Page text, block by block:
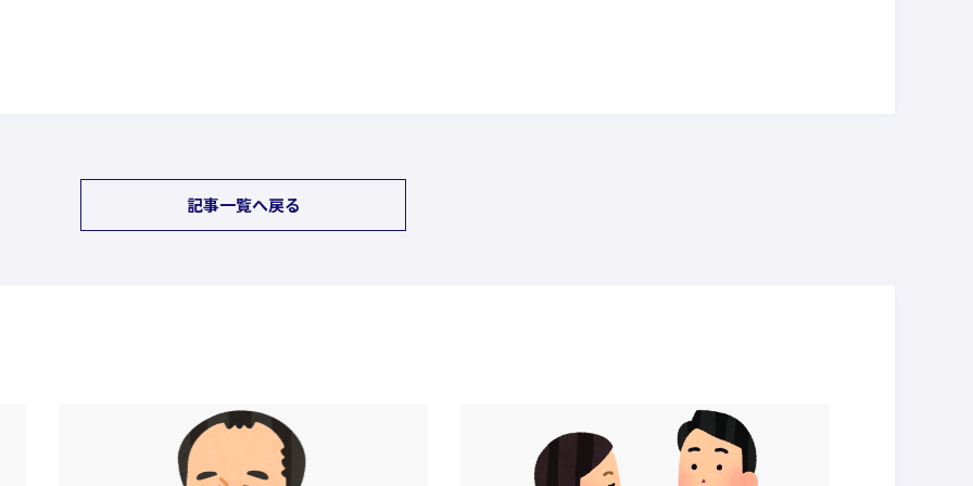
記事一覧へ戻る